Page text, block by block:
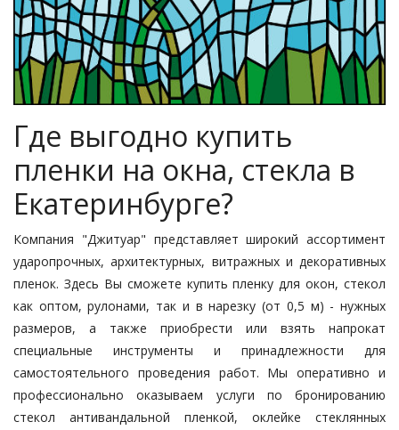
Где выгодно купить
пленки на окна, стекла в
Екатеринбурге?
Компания "Джитуар" представляет широкий ассортимент
ударопрочных, архитектурных, витражных и декоративных
пленок. Здесь Вы сможете купить пленку для окон, стекол
как оптом, рулонами, так и в нарезку (от 0,5 м) - нужных
размеров, а также приобрести или взять напрокат
специальные инструменты и принадлежности для
самостоятельного проведения работ. Мы оперативно и
профессионально оказываем услуги по бронированию
стекол антивандальной пленкой, оклейке стеклянных